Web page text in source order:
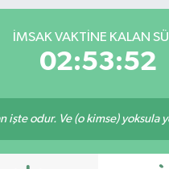
İMSAK VAKTİNE KALAN
02:53:52
odur. Ve (o kimse)